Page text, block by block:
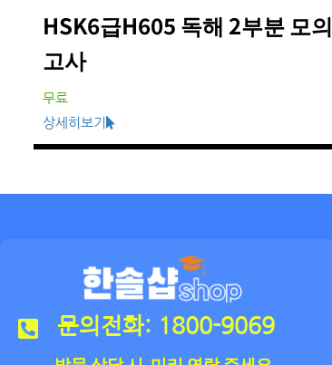
HSK6급H605 독해 2부분 모의
고사
무료
상세히보기
문의전화: 1800-9069